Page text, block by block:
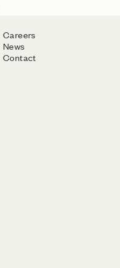
Careers
News
Contact